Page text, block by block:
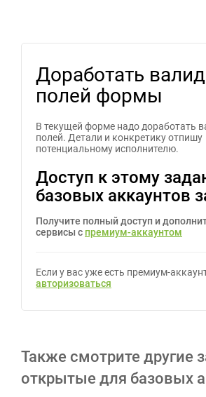
Доработать
полей формы
В текущей форме надо доработать
полей. Детали и конкретику отпишу
потенциальному исполнителю.
Доступ к этому
базовых аккаунтов
Получите полный доступ и
сервисы с премиум-аккаунтом
Если у вас уже есть премиум-
авторизоваться
Также смотрите другие
открытые для базовых